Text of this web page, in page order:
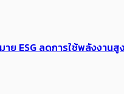
ย ESG ลดการใช้พลังงา